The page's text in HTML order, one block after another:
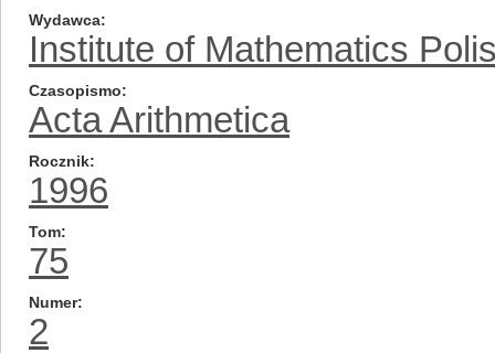
Wydawca
Institute of Mathematics
Czasopismo
Acta Arithmetica
Rocznik
1996
Tom
75
Numer
2